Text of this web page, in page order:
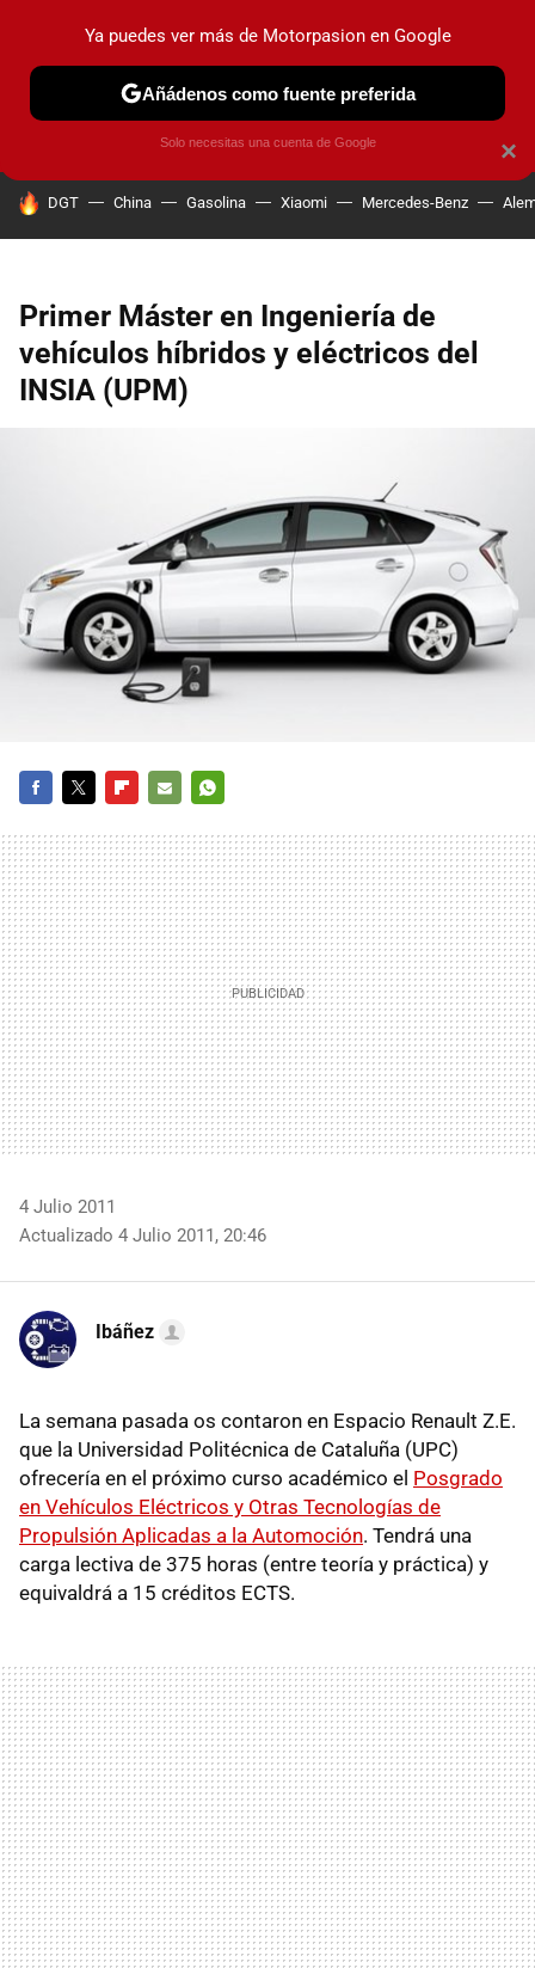
PRUEBAS COCHES ELÉCTRICOS OBSERVATORIO
HOY SE HABLA DE
DGT China Gasolina Xiaomi Mercedes-Benz
Primer Máster en Ingeniería de
vehículos híbridos y eléctricos del
INSIA (UPM)
MAIL
4 Julio 2011
Actualizado 4 Julio 2011, 20:46
Ibáñez
La semana pasada os contaron en Espacio Renault Z.E.
que la Universidad Politécnica de Cataluña (UPC)
ofrecería en el próximo curso académico el Posgrado
en Vehículos Eléctricos y Otras Tecnologías de
Propulsión Aplicadas a la Automoción. Tendrá una
carga lectiva de 375 horas (entre teoría y práctica) y
equivaldrá a 15 créditos ECTS.
×
Ya puedes ver más de Motorpasion en Google
Añádenos como fuente preferida
Solo necesitas una cuenta de Google